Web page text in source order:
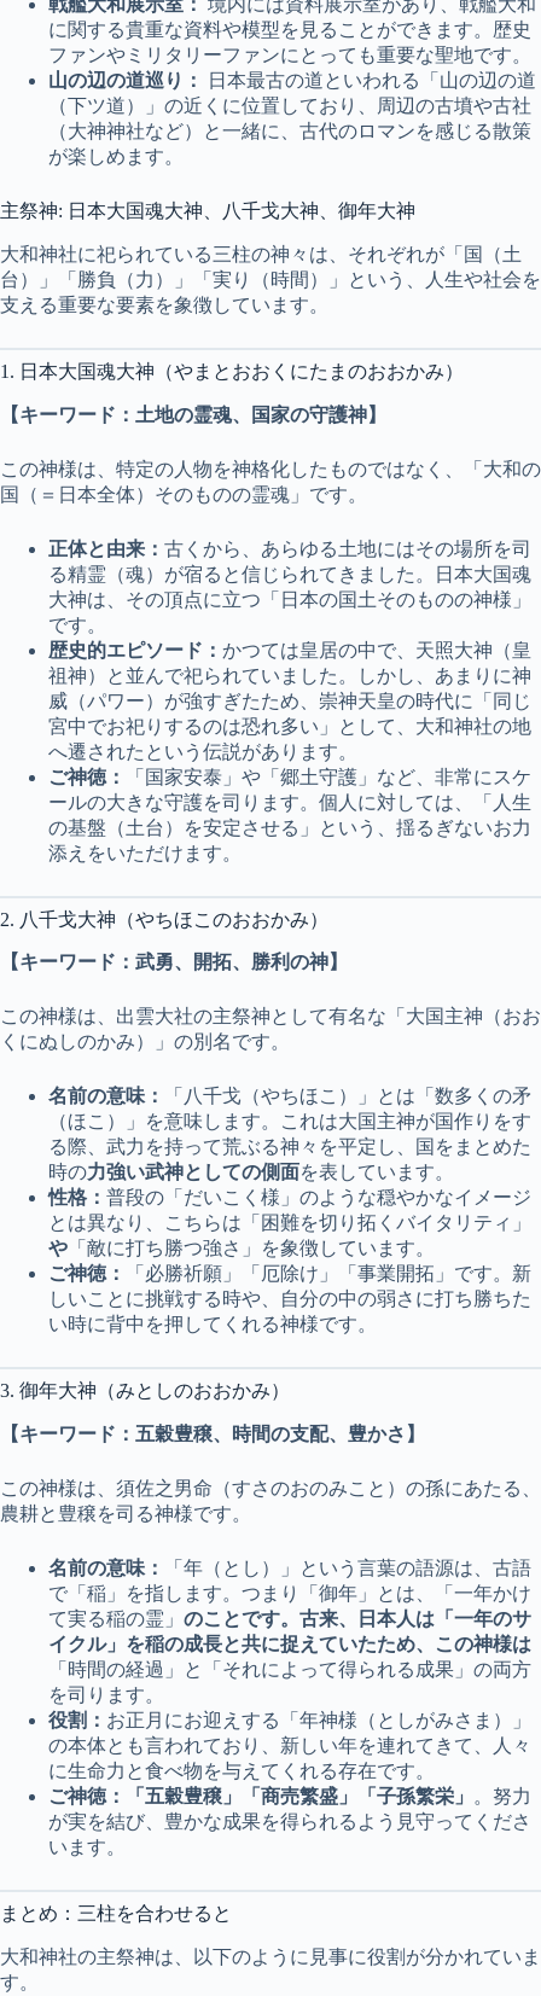
戦艦大和展示室： 境内には資料展示室があり、戦艦大和
に関する貴重な資料や模型を見ることができます。歴史
ファンやミリタリーファンにとっても重要な聖地です。
山の辺の道巡り：
日本最古の道といわれる「山の辺の道
（下ツ道）」の近くに位置しており、周辺の古墳や古社
（大神神社など）と一緒に、古代のロマンを感じる散策
が楽しめます。
主祭神: 日本大国魂大神、八千戈大神、御年大神
大和神社に祀られている三柱の神々は、それぞれが「国（土
台）」「勝負（力）」「実り（時間）」という、人生や社会を
支える重要な要素を象徴しています。
1. 日本大国魂大神（やまとおおくにたまのおおかみ）
【キーワード：土地の霊魂、国家の守護神】
この神様は、特定の人物を神格化したものではなく、「大和の
国（＝日本全体）そのものの霊魂」です。
正体と由来： 古くから、あらゆる土地にはその場所を司
る精霊（魂）が宿ると信じられてきました。日本大国魂
大神は、その頂点に立つ「日本の国土そのものの神様」
です。
歴史的エピソード： かつては皇居の中で、天照大神（皇
祖神）と並んで祀られていました。しかし、あまりに神
威（パワー）が強すぎたため、崇神天皇の時代に「同じ
宮中でお祀りするのは恐れ多い」として、大和神社の地
へ遷されたという伝説があります。
ご神徳：
「国家安泰」や「郷土守護」など、非常にスケ
ールの大きな守護を司ります。個人に対しては、「人生
の基盤（土台）を安定させる」という、揺るぎないお力
添えをいただけます。
2. 八千戈大神（やちほこのおおかみ）
【キーワード：武勇、開拓、勝利の神】
この神様は、出雲大社の主祭神として有名な「大国主神（おお
くにぬしのかみ）」の別名です。
名前の意味：
「八千戈（やちほこ）」とは「数多くの矛
（ほこ）」を意味します。これは大国主神が国作りをす
る際、武力を持って荒ぶる神々を平定し、国をまとめた
時の力強い武神としての側面を表しています。
性格： 普段の「だいこく様」のような穏やかなイメージ
とは異なり、こちらは「困難を切り拓くバイタリティ」
や 「敵に打ち勝つ強さ」を象徴しています。
ご神徳：
「必勝祈願」「厄除け」「事業開拓」です。新
しいことに挑戦する時や、自分の中の弱さに打ち勝ちた
い時に背中を押してくれる神様です。
3. 御年大神（みとしのおおかみ）
【キーワード：五穀豊穣、時間の支配、豊かさ】
この神様は、須佐之男命（すさのおのみこと）の孫にあたる、
農耕と豊穣を司る神様です。
名前の意味：
「年（とし）」という言葉の語源は、古語
で「稲」を指します。つまり「御年」とは、「一年かけ
て実る稲の霊」 のことです。古来、日本人は「一年のサ
イクル」を稲の成長と共に捉えていたため、この神様は
「時間の経過」と「それによって得られる成果」の両方
を司ります。
役割： お正月にお迎えする「年神様（としがみさま）」
の本体とも言われており、新しい年を連れてきて、人々
に生命力と食べ物を与えてくれる存在です。
ご神徳：
「五穀豊穣」「商売繁盛」「子孫繁栄」
。努力
が実を結び、豊かな成果を得られるよう見守ってくださ
います。
まとめ：三柱を合わせると
大和神社の主祭神は、以下のように見事に役割が分かれていま
す。